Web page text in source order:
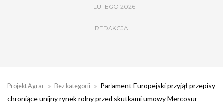
11 LUTEGO 2026
REDAKCJA
Projekt Agrar Bez kategorii
Parlament Europejski przyjął przepisy
chroniące unijny rynek rolny przed skutkami umowy Mercosur